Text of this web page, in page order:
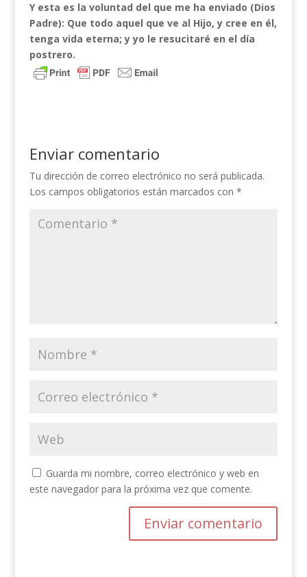
Y esta es la voluntad del que me ha enviado (Dios
Padre): Que todo aquel que ve al Hijo, y cree en él,
tenga vida eterna; y yo le resucitaré en el día
postrero.
Enviar comentario
Tu dirección de correo electrónico no será publicada.
Los campos obligatorios están marcados con *
Guarda mi nombre, correo electrónico y web en
este navegador para la próxima vez que comente.